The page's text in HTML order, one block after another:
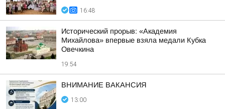
16:48
Исторический прорыв: «Академия
Михайлова» впервые взяла медали Кубка
Овечкина
19:54
ВНИМАНИЕ ВАКАНСИЯ
13:00